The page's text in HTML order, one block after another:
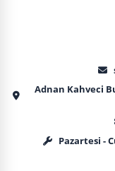
Adnan Kahveci
Pazartesi -